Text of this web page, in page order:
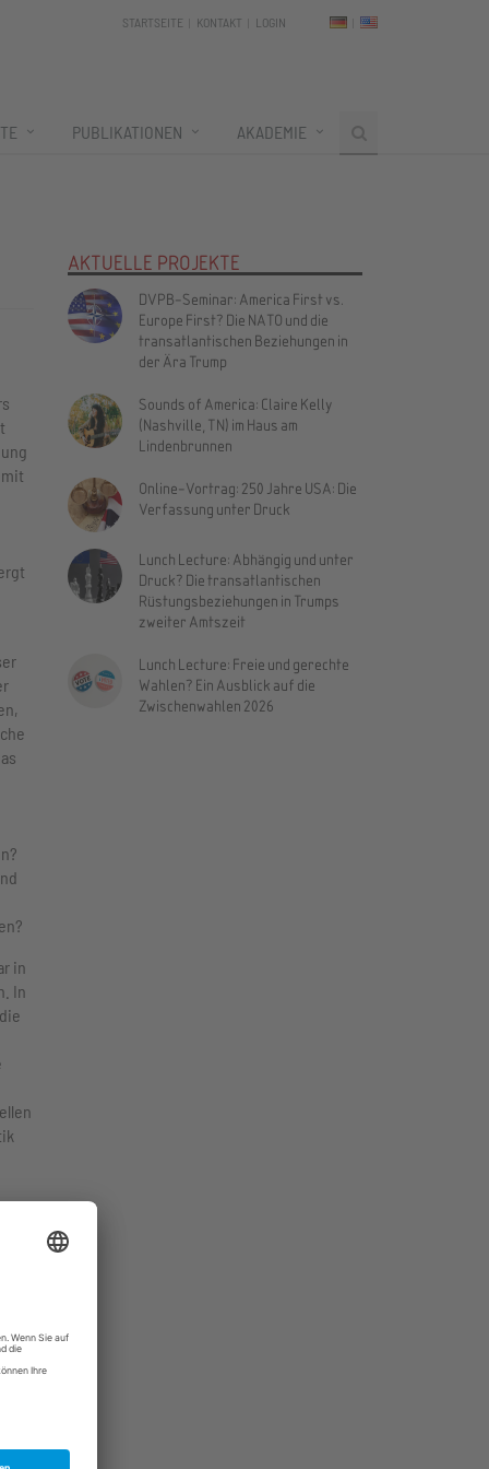
STARTSEITE KONTAKT LOGIN
PUBLIKATIONEN AKADEMIE
in
In
AKTUELLE PROJEKTE
DVPB-Seminar: America First vs.
Europe First? Die NATO und die
transatlantischen Beziehungen in
der Ära Trump
Sounds of America: Claire Kelly
(Nashville, TN) im Haus am
Lindenbrunnen
Online-Vortrag: 250 Jahre USA: Die
Verfassung unter Druck
Lunch Lecture: Abhängig und unter
Druck? Die transatlantischen
Rüstungsbeziehungen in Trumps
zweiter Amtszeit
Lunch Lecture: Freie und gerechte
Wahlen? Ein Ausblick auf die
Zwischenwahlen 2026